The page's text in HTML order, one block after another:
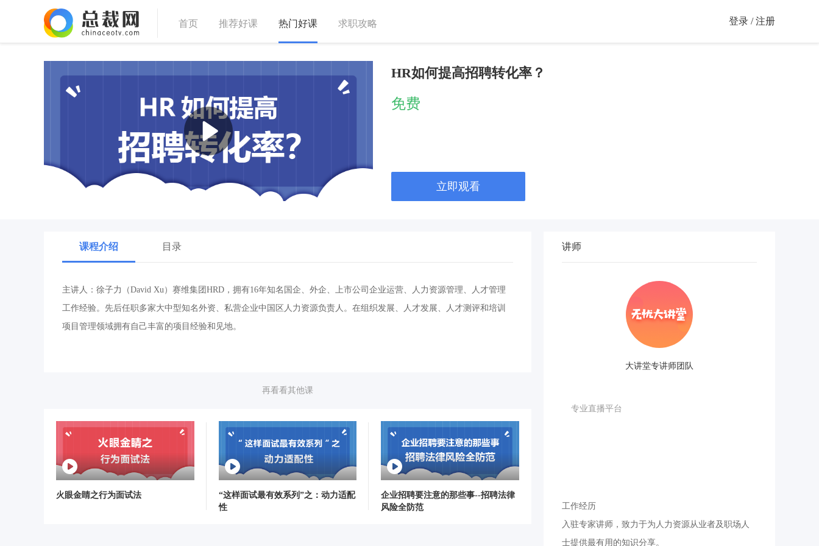
首页 推荐好课 热门好课 求职攻略 登录 / 注册
HR如何提高招聘转化率？
免费
立即观看
课程介绍 目录
主讲人：徐子力（David Xu）赛维集团HRD，拥有16年知名国企、外企、上市公司企业运营、人力资源管理、人才管理
工作经验。先后任职多家大中型知名外资、私营企业中国区人力资源负责人。在组织发展、人才发展、人才测评和培训
项目管理领域拥有自己丰富的项目经验和见地。
再看看其他课
火眼金睛之行为面试法
“这样面试最有效系列”之：动力适配
性
企业招聘要注意的那些事--招聘法律
风险全防范
讲师
大讲堂专讲师团队
专业直播平台
工作经历
入驻专家讲师，致力于为人力资源从业者及职场人
士提供最有用的知识分享。